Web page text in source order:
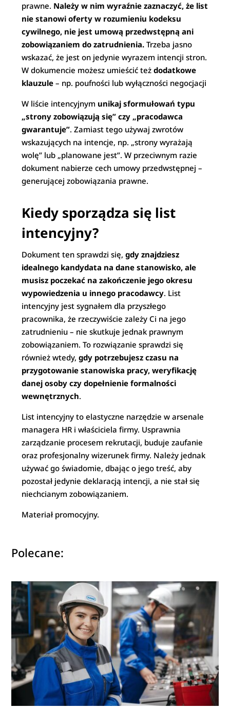
prawne. Należy w nim wyraźnie zaznaczyć, że list
nie stanowi oferty w rozumieniu kodeksu
cywilnego, nie jest umową przedwstępną ani
zobowiązaniem do zatrudnienia.Trzeba jasno
wskazać, że jest on jedynie wyrazem intencji stron.
W dokumencie możesz umieścić teżdodatkowe
klauzule– np. poufności lub wyłączności negocjacji
W liście intencyjnym unikaj sformułowań typu
„strony zobowiązują się” czy „pracodawca
gwarantuje”. Zamiast tego używaj zwrotów
wskazujących na intencje, np. „strony wyrażają
wolę” lub „planowane jest”. W przeciwnym razie
dokument nabierze cech umowy przedwstępnej –
generującej zobowiązania prawne.
Kiedy sporządza się list
intencyjny?
Dokument ten sprawdzi się,gdy znajdziesz
idealnego kandydata na dane stanowisko, ale
musisz poczekać na zakończenie jego okresu
wypowiedzenia u innego pracodawcy. List
intencyjny jest sygnałem dla przyszłego
pracownika, że rzeczywiście zależy Ci na jego
zatrudnieniu – nie skutkuje jednak prawnym
zobowiązaniem. To rozwiązanie sprawdzi się
również wtedy,gdy potrzebujesz czasu na
przygotowanie stanowiska pracy, weryfikację
danej osoby czy dopełnienie formalności
wewnętrznych.
List intencyjny to elastyczne narzędzie w arsenale
managera HR i właściciela firmy. Usprawnia
zarządzanie procesem rekrutacji, buduje zaufanie
oraz profesjonalny wizerunek firmy. Należy jednak
używać go świadomie, dbając o jego treść, aby
pozostał jedynie deklaracją intencji, a nie stał się
niechcianym zobowiązaniem.
Materiał promocyjny.
Polecane: